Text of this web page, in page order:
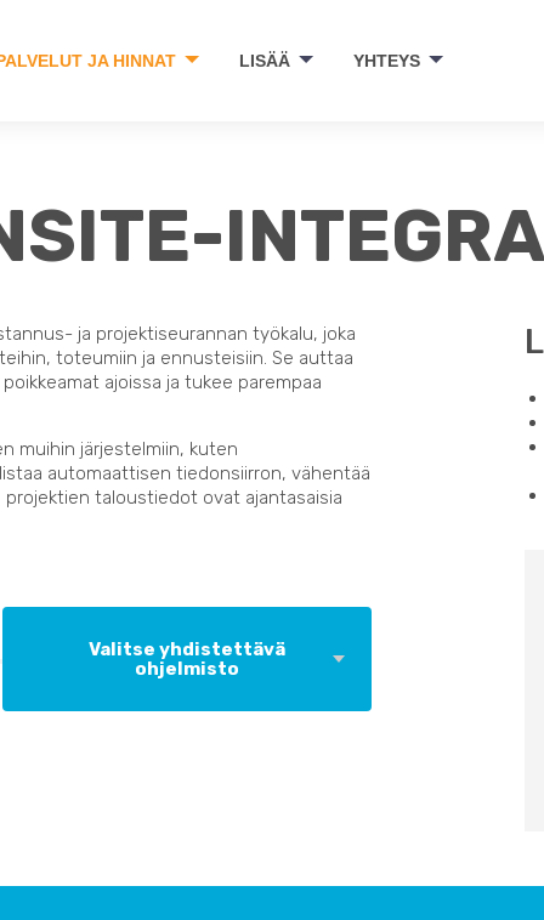
JA HINNAT LISÄÄ YHTEYS
ja projektiseurannan työkalu, joka
toteumiin ja ennusteisiin. Se auttaa
ajoissa ja tukee parempaa
muihin järjestelmiin, kuten
automaattisen tiedonsiirron, vähentää
taloustiedot ovat ajantasaisia
Valitse yhdistettävä
ohjelmisto